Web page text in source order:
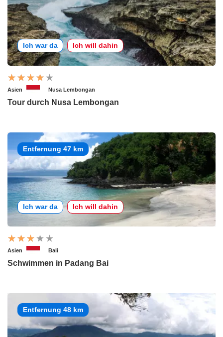
Ich war da Ich will dahin
Asien Nusa Lembongan
Tour durch Nusa Lembongan
Entfernung 47 km
Ich war da Ich will dahin
Asien Bali
Schwimmen in Padang Bai
Entfernung 48 km